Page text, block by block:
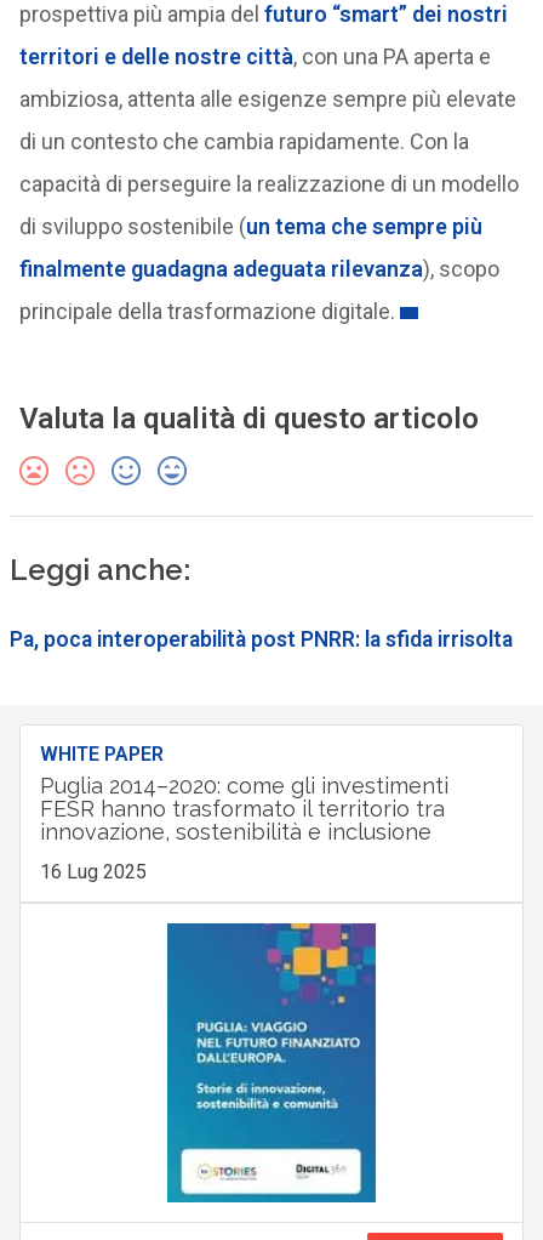
prospettiva più ampia del futuro “smart” dei nostri
territori e delle nostre città, con una PA aperta e
ambiziosa, attenta alle esigenze sempre più elevate
di un contesto che cambia rapidamente. Con la
capacità di perseguire la realizzazione di un modello
di sviluppo sostenibile (un tema che sempre più
finalmente guadagna adeguata rilevanza), scopo
principale della trasformazione digitale.
Valuta la qualità di questo articolo
Leggi anche:
Pa, poca interoperabilità post PNRR: la sfida irrisolta
WHITE PAPER
Puglia 2014–2020: come gli investimenti
FESR hanno trasformato il territorio tra
innovazione, sostenibilità e inclusione
16 Lug 2025